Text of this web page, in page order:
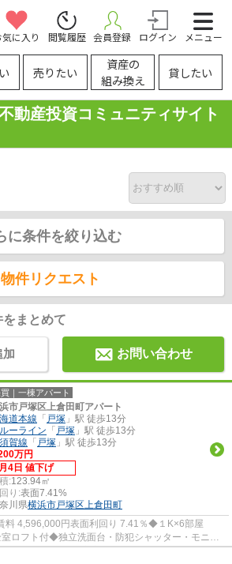
気に入り 閲覧履歴 会員登録 ログイン メニュー
売りたい
資産の
組み換え
貸したい
動産投資コミュニティサイト
に条件を絞り込む
物件リクエスト
まとめて
加 お問い合わせ
｜一棟アパート
市戸塚区上倉田町アパート
道本線 「 戸塚 」駅 徒歩13分
ーライン 「 戸塚 」駅 徒歩13分
賀線 「 戸塚 」駅 徒歩13分
万円
4日 値下げ
:123.94㎡
り:表面7.41%
川県横浜市戸塚区 上倉田町
4,596,000円表面利回り 7.41％◆１K×6部屋
室ロフト付◆独立洗面台・防犯シャッター・モニタ
アガラスなど設備充実◆JR東海...